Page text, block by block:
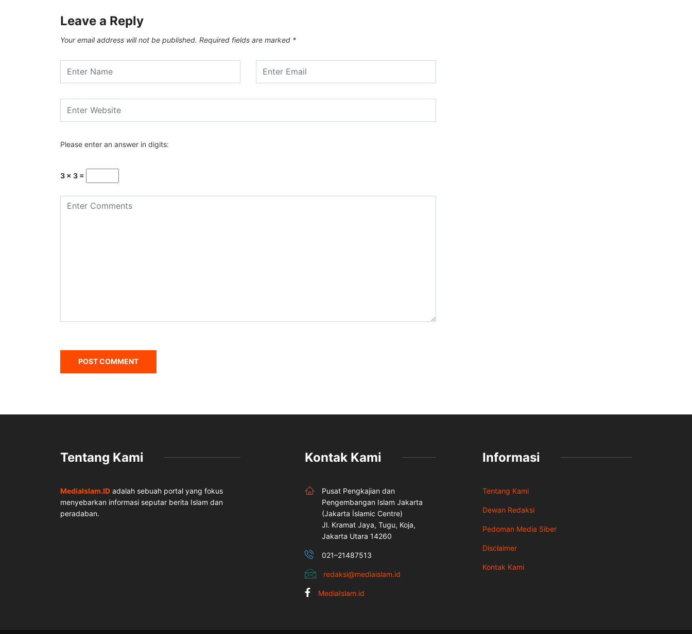
Leave a Reply
Your email address will not be published. Required fields are marked *
Please enter an answer in digits:
3 × 3 =
Tentang Kami
MediaIslam.ID adalah sebuah portal yang fokus
menyebarkan informasi seputar berita Islam dan
peradaban.
Kontak Kami
Pusat Pengkajian dan
Pengembangan Islam Jakarta
(Jakarta İslamic Centre)
Jl. Kramat Jaya, Tugu, Koja,
Jakarta Utara 14260
021–21487513
redaksi@mediaislam.id
MediaIslam.id
Informasi
Tentang Kami
Dewan Redaksi
Pedoman Media Siber
Disclaimer
Kontak Kami